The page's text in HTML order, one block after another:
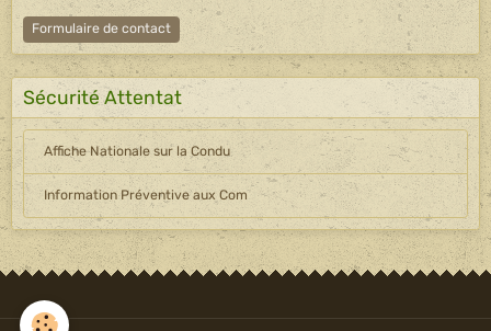
Formulaire de contact
Sécurité Attentat
Affiche Nationale sur la Condu
Information Préventive aux Com